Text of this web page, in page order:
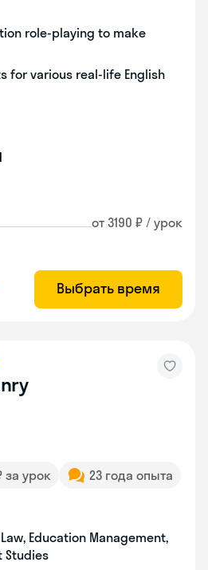
role-playing to make
for various real-life English
от 3190 ₽ / урок
Выбрать время
за урок
23 года опыта
Education Management,
Studies